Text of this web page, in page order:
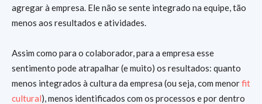
agregar à empresa. Ele não se sente integrado na equipe, tão
menos aos resultados e atividades.
Assim como para o colaborador, para a empresa esse
sentimento pode atrapalhar (e muito) os resultados: quanto
menos integrados à cultura da empresa (ou seja, com menorfit
cultural), menos identificados com os processos e por dentro